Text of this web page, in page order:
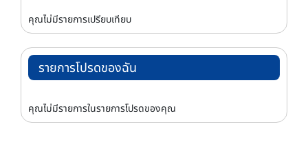
คุณไม่มีรายการเปรียบเทียบ
รายการโปรดของฉัน
คุณไม่มีรายการในรายการโปรดของคุณ